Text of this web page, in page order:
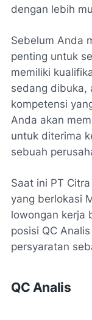
dengan lebih
Sebelum Anda
penting untuk
memiliki
sedang dibuka,
kompetensi
Anda akan
untuk diterima
sebuah
Saat ini PT
yang berlokasi
lowongan kerja
posisi QC
persyaratan
QC Analis